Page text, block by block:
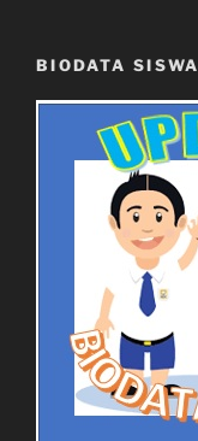
BIODATA SISWA